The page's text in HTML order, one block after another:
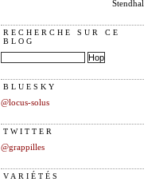
Stendhal
RECHERCHE SUR CE
BLOG
BLUESKY
@locus-solus
TWITTER
@grappilles
VARIÉTÉS